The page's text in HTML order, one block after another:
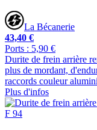
La Bécanerie
43,40 €
Ports : 5,90 €
Durite de frein arrière
plus de mordant,
raccords couleur
Plus d'infos